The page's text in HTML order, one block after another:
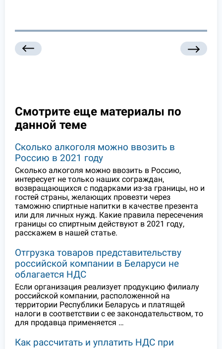
Смотрите еще материалы по
данной теме
Сколько алкоголя можно ввозить в
Россию в 2021 году
Сколько алкоголя можно ввозить в Россию,
интересует не только наших сограждан,
возвращающихся с подарками из-за границы, но и
гостей страны, желающих провезти через
таможню спиртные напитки в качестве презента
или для личных нужд. Какие правила пересечения
границы со спиртным действуют в 2021 году,
расскажем в нашей статье.
Отгрузка товаров представительству
российской компании в Беларуси не
облагается НДС
Если организация реализует продукцию филиалу
российской компании, расположенной на
территории Республики Беларусь и платящей
налоги в соответствии с ее законодательством, то
для продавца применяется …
Как рассчитать и уплатить НДС при